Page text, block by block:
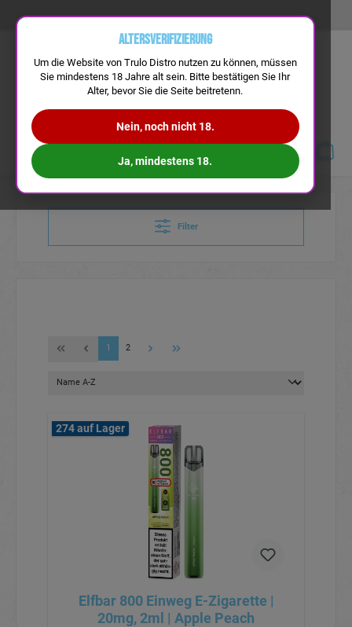
Filter
1 2
274 auf Lager
Elfbar 800 Einweg E-Zigarette |
20mg, 2ml | Apple Peach
Altersverifizierung
Um die Website von Trulo Distro nutzen zu können, müssen
Sie mindestens 18 Jahre alt sein. Bitte bestätigen Sie Ihr
Alter, bevor Sie die Seite beitretenn.
Nein, noch nicht 18.
Ja, mindestens 18.